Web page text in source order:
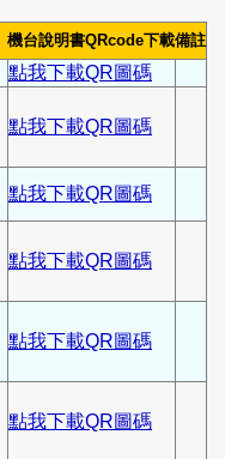
機台說明書QRcode下載備註
點我下載QR圖碼
點我下載QR圖碼
點我下載QR圖碼
點我下載QR圖碼
點我下載QR圖碼
點我下載QR圖碼